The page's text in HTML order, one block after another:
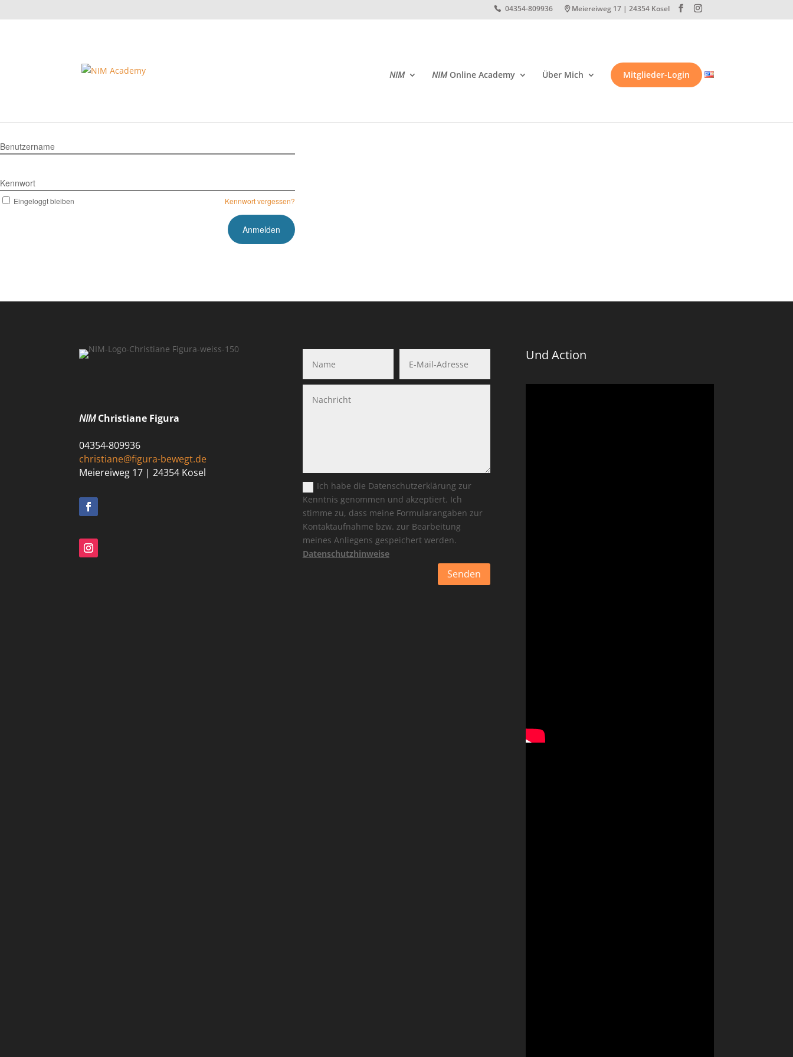
04354-809936 Meiereiweg 17 | 24354 Kosel
NIM NIMOnline Academy Über Mich Mitglieder-Login
Benutzername
Kennwort
Eingeloggt bleiben Kennwort vergessen?
NIMChristiane Figura
04354-809936
christiane@figura-bewegt.de
Meiereiweg 17 | 24354 Kosel
Ich habe die Datenschutzerklärung zur
Kenntnis genommen und akzeptiert. Ich
stimme zu, dass meine Formularangaben zur
Kontaktaufnahme bzw. zur Bearbeitung
meines Anliegens gespeichert werden.
Datenschutzhinweise
Senden
Und Action